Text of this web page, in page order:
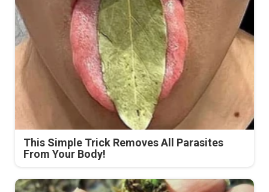
This Simple Trick Removes All Parasites
From Your Body!